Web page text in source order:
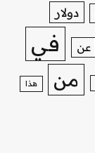
دولار
عن في
من هذا